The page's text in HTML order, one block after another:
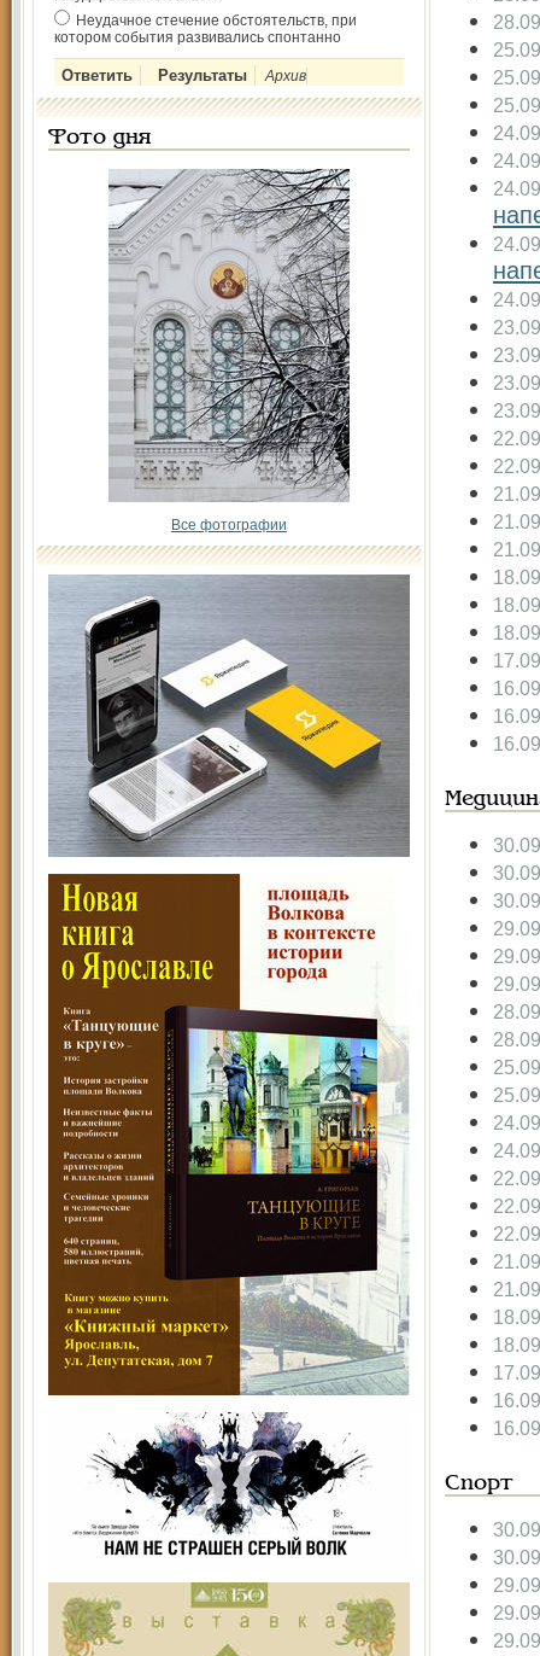
Неудачное стечение обстоятельств, при
котором события развивались спонтанно
Архив
Фото дня
Все фотографии
Спорт